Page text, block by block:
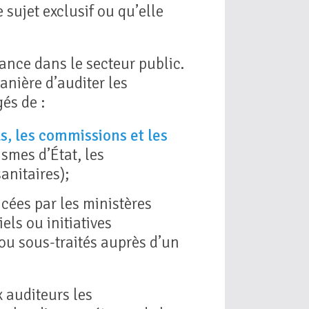
exclusif ou qu’elle
dans le secteur public.
d’auditer les
de :
les commissions et les
d’État, les
par les ministères
ou initiatives
sous-traités auprès d’un
auditeurs les